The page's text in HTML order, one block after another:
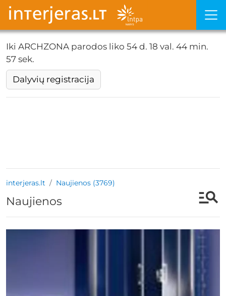
Iki ARCHZONA parodos liko 54 d. 18 val. 44 min.
56 sek.
Dalyvių registracija
interjeras.lt Naujienos (3769)
Naujienos